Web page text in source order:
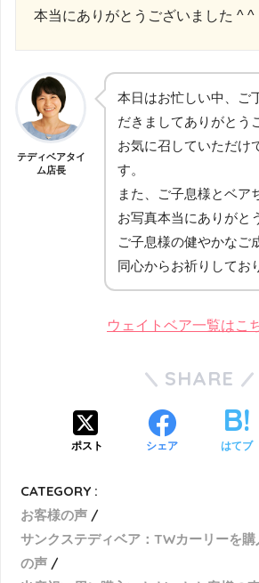
本当にありがとうございました ^ ^
テディベアタイ
ム店長
本日はお忙しい中、ご
だきましてありがとう
お気に召していただけ
す。
また、ご子息様とベア
お写真本当にありがと
ご子息様の健やかなご
同心からお祈りしてお
ウェイトベア一覧はこ
SHARE
ポスト シェア はてブ
CATEGORY :
お客様の声
サンクステディベア：TWカーリーを
の声